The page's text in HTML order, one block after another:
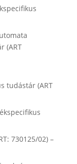
(ART
tudástár (ART
730125/02) –